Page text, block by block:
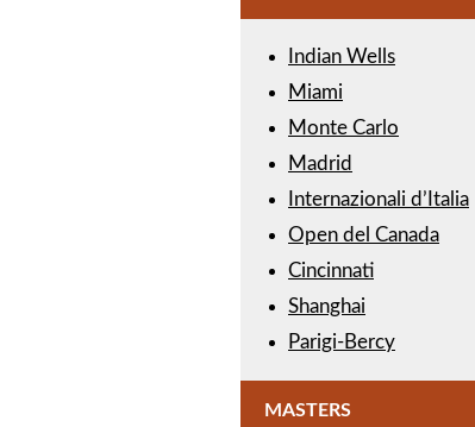
Indian Wells
Miami
Monte Carlo
Madrid
Internazionali d’Italia
Open del Canada
Cincinnati
Shanghai
Parigi-Bercy
MASTERS